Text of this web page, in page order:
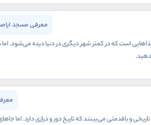
معرفی مسجد
است که در کمتر شهر دیگری در دنیا دیده می‌شود.
و باقدمتی می‌بینند که تاریخ دور و درازی دارد.